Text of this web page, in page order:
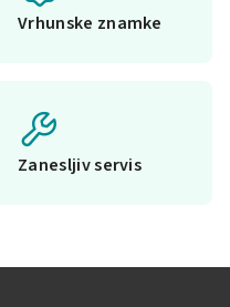
Vrhunske znamke
Zanesljiv servis